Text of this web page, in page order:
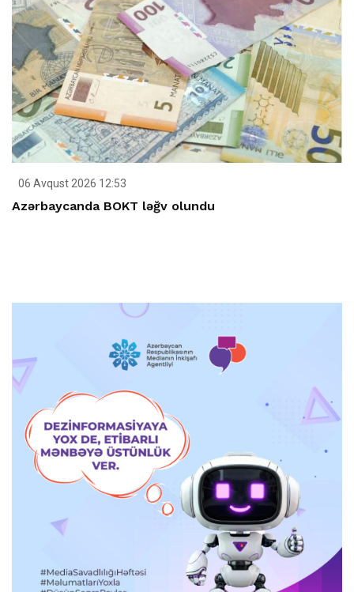
06 Avqust 2026 12:53
Azərbaycanda BOKT ləğv olundu